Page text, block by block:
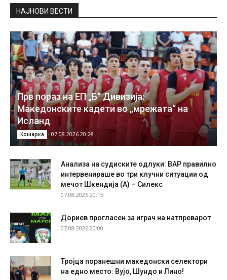
НAЈНОВИ ВЕСТИ
Прв пораз на ЕП „Б“ Дивизија:
Македонските кадети во „мрежата“ на
Исланд
Кошарка 07.08.2026 20:28
Анализа на судиските одлуки: ВАР правилно
интервенираше во три клучни ситуации од
мечот Шкендија (А) – Силекс
07.08.2026 20:15
Дориев прогласен за играч на натпреварот
07.08.2026 20:00
Тројца поранешни македонски селектори
на едно место: Вујо, Шундо и Лино!